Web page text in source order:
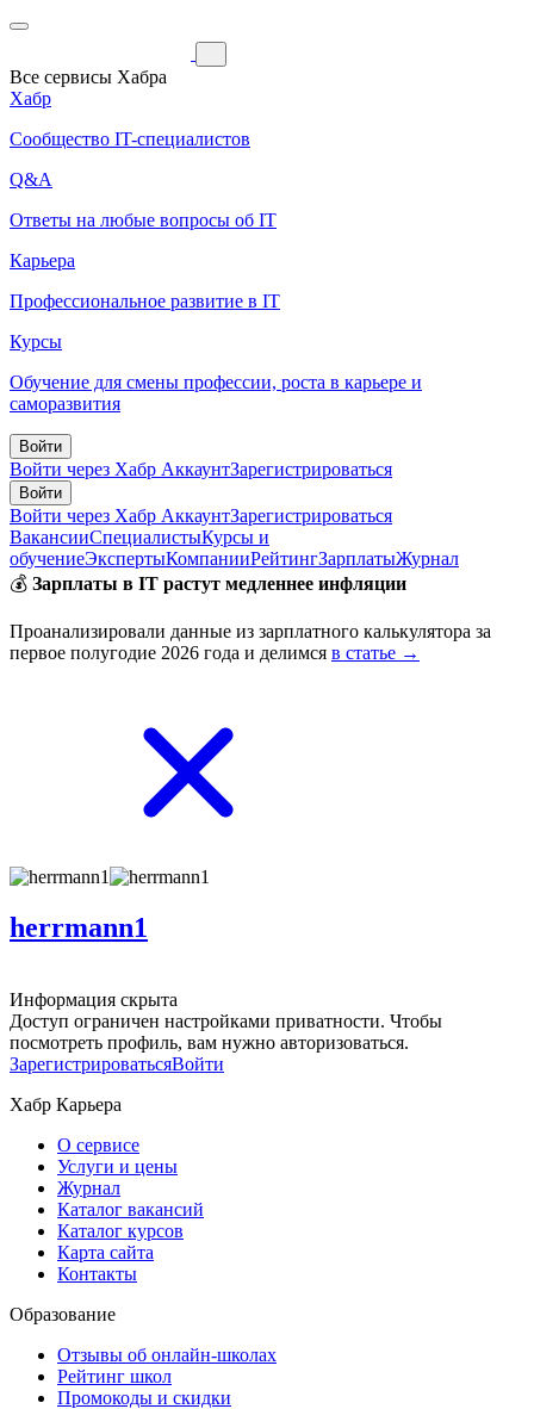
Все сервисы Хабра
Хабр
Сообщество IT-специалистов
Q&A
Ответы на любые вопросы об IT
Карьера
Профессиональное развитие в IT
Курсы
Обучение для смены профессии, роста в карьере и
саморазвития
Войти
Войти через Хабр АккаунтЗарегистрироваться
Войти
Войти через Хабр АккаунтЗарегистрироваться
ВакансииСпециалистыКурсы и
обучениеЭкспертыКомпанииРейтингЗарплатыЖурнал
💰 Зарплаты в IT растут медленнее инфляции
Проанализировали данные из зарплатного калькулятора за
первое полугодие 2026 года и делимся в статье →
herrmann1
Информация скрыта
Доступ ограничен настройками приватности. Чтобы
посмотреть профиль, вам нужно авторизоваться.
ЗарегистрироватьсяВойти
Хабр Карьера
О сервисе
Услуги и цены
Журнал
Каталог вакансий
Каталог курсов
Карта сайта
Контакты
Образование
Отзывы об онлайн-школах
Рейтинг школ
Промокоды и скидки